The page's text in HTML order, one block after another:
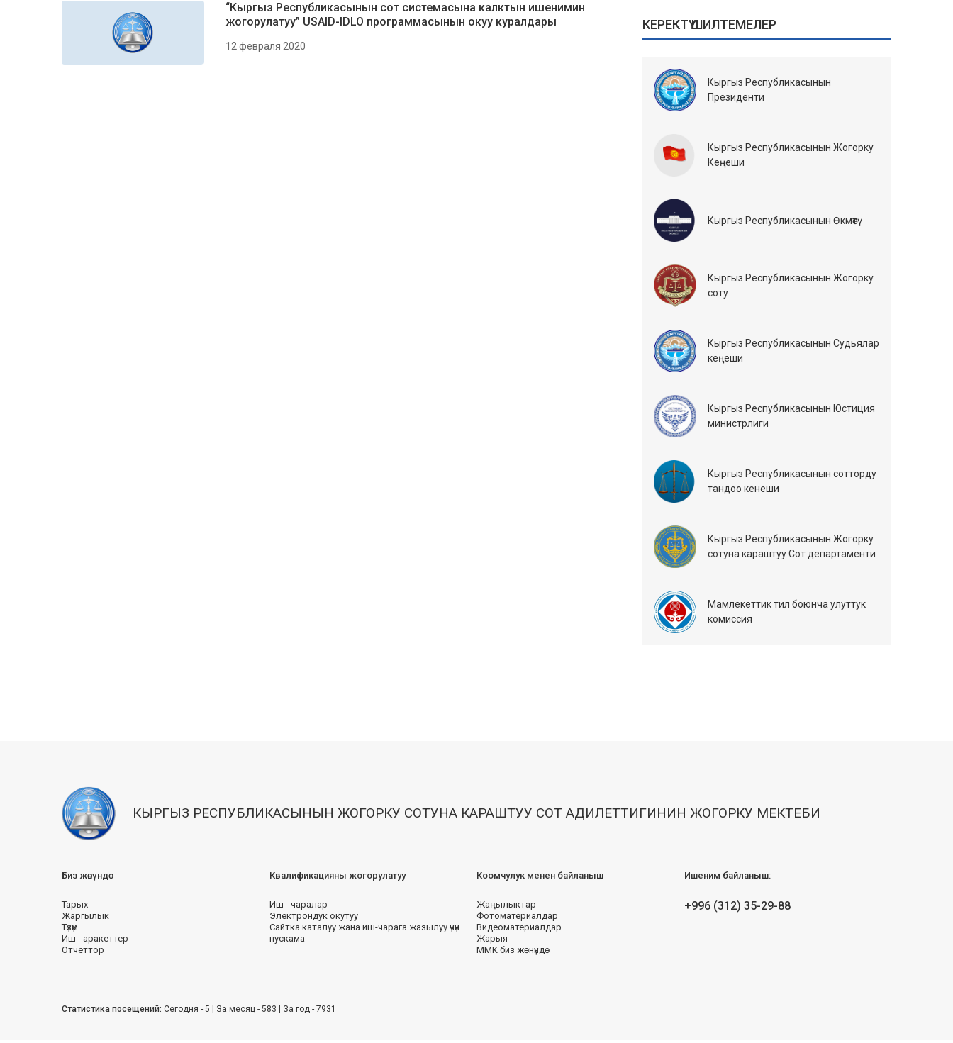
“Кыргыз Республикасынын сот системасына калктын ишенимин
жогорулатуу” USAID-IDLO программасынын окуу куралдары
12 февраля 2020
КЕРЕКТҮҮ ШИЛТЕМЕЛЕР
Кыргыз Республикасынын
Президенти
Кыргыз Республикасынын Жогорку
Кеңеши
Кыргыз Республикасынын Өкмөтү
Кыргыз Республикасынын Жогорку
соту
Кыргыз Республикасынын Судьялар
кеңеши
Кыргыз Республикасынын Юстиция
министрлиги
Кыргыз Республикасынын сотторду
тандоо кенеши
Кыргыз Республикасынын Жогорку
сотуна караштуу Сот департаменти
Мамлекеттик тил боюнча улуттук
комиссия
КЫРГЫЗ РЕСПУБЛИКАСЫНЫН ЖОГОРКУ СОТУНА КАРАШТУУ СОТ АДИЛЕТТИГИНИН ЖОГОРКУ МЕКТЕБИ
Биз жөнүндө
Тарых
Жаргылык
Түзүм
Иш - аракеттер
Отчёттор
Квалификацияны жогорулатуу
Иш - чаралар
Электрондук окутуу
Сайтка каталуу жана иш-чарага жазылуу үчүн
нускама
Коомчулук менен байланыш
Жаңылыктар
Фотоматериалдар
Видеоматериалдар
Жарыя
ММК биз жөнүндө
Ишеним байланыш:
+996 (312) 35-29-88
Статистика посещений: Сегодня - 5 | За месяц - 583 | За год - 7931